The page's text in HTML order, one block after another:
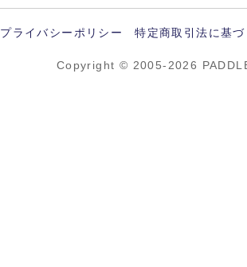
プライバシーポリシー 特定商取引法に基
Copyright © 2005-2026